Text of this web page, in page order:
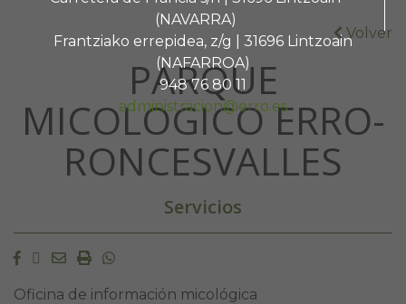
(NAVARRA)
Frantziako errepidea, z/g | 31696 Lintzoain
(NAFARROA)
948 76 80 11
administracion@erro.es
Volver
PARQUE
MICOLOGICO ERRO-
RONCESVALLES
Servicios
Facebook
Twitter
EmailImprimir
Whatsapp
Oficina de información micológica